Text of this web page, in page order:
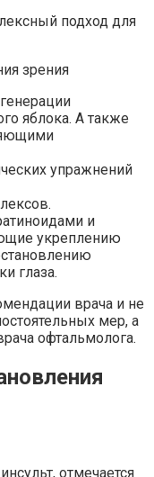
подход для
яблока. А также
упражнений
и
укреплению
глаза.
врача и не
мер, а
офтальмолога.
отмечается